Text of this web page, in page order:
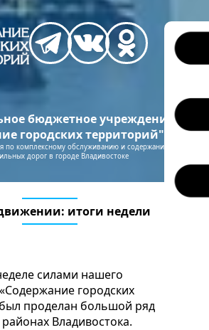
бюджетное учреждение
городских территорий"
по комплексному обслуживанию и содержанию
дорог в городе Владивостоке
итоги недели
силами нашего
городских
проделан большой ряд
Владивостока.